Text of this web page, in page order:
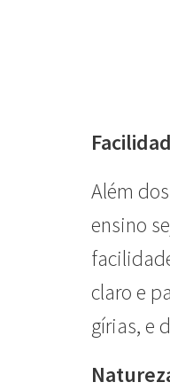
Além
ensino
claro e
gírias, e